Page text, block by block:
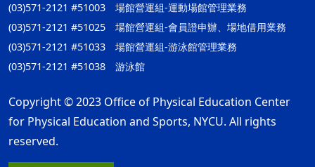
(03)571-2121 #51003 場館營運組-運動場館管理業務
(03)571-2121 #51025 場館營運組-會員證申辦、場地借用業務
(03)571-2121 #51033 場館營運組-游泳館管理業務
(03)571-2121 #51038 游泳館
Copyright © 2023 Office of Physical Education Center
for Physical Education and Sports, NYCU. All rights
reserved.